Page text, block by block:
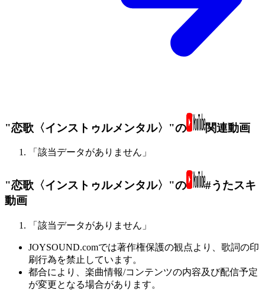
"恋歌〈インストゥルメンタル〉"の 関連動画
「該当データがありません」
"恋歌〈インストゥルメンタル〉"の
#うたスキ
動画
「該当データがありません」
JOYSOUND.comでは著作権保護の観点より、歌詞の印
刷行為を禁止しています。
都合により、楽曲情報/コンテンツの内容及び配信予定
が変更となる場合があります。